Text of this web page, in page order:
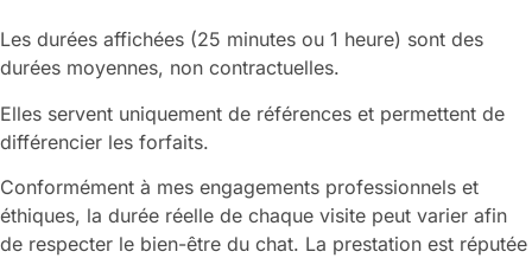
Les durées affichées (25 minutes ou 1 heure) sont des
durées moyennes, non contractuelles.
Elles servent uniquement de références et permettent de
différencier les forfaits.
Conformément à mes engagements professionnels et
éthiques, la durée réelle de chaque visite peut varier afin
de respecter le bien-être du chat. La prestation est réputée